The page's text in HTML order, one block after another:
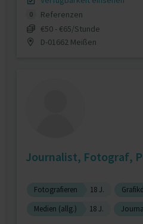
0
Referenzen
€50 - €65/Stunde
D-01662 Meißen
Journalist, Fotograf,
Fotografieren 18 J.
Medien (allg.)
18 J.